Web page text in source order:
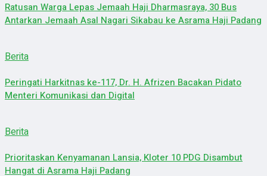
Ratusan Warga Lepas Jemaah Haji Dharmasraya, 30 Bus
Antarkan Jemaah Asal Nagari Sikabau ke Asrama Haji Padang
Berita
Peringati Harkitnas ke-117, Dr. H. Afrizen Bacakan Pidato
Menteri Komunikasi dan Digital
Berita
Prioritaskan Kenyamanan Lansia, Kloter 10 PDG Disambut
Hangat di Asrama Haji Padang